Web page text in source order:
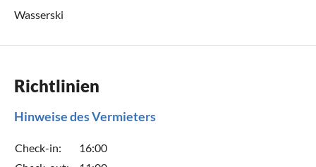
Wasserski
Richtlinien
Hinweise des Vermieters
Check-in:
16:00